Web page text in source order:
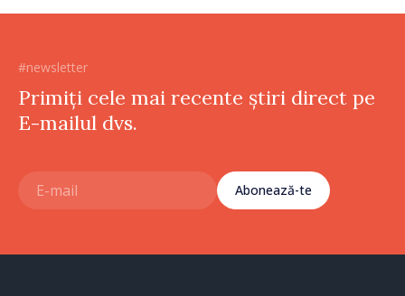
#newsletter
Primiți cele mai recente știri direct pe
E-mailul dvs.
Abonează-te